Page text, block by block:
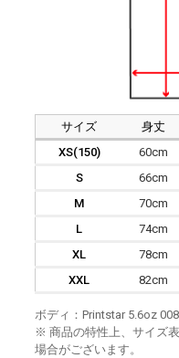
サイズ 身丈
XS(150)
60cm
S
66cm
M
70cm
L
74cm
XL
78cm
XXL
82cm
ボディ：Printstar 5.6oz
※ 商品の特性上、サイズ
場合がございます。